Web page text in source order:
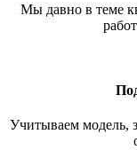
Мы давно в теме
Учитываем модель,